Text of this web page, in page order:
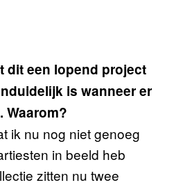
dit een lopend project
is wanneer er
Waarom?
ik nu nog niet genoeg
in beeld heb
zitten nu twee